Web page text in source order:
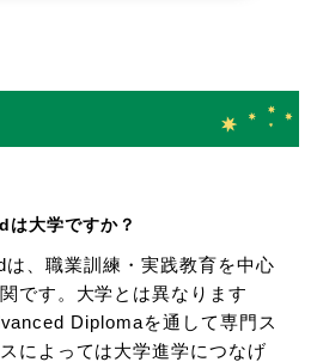
大学ですか？
、職業訓練・実践教育を中心
です。大学とは異なります
Diplomaを通して専門ス
によっては大学進学につなげ